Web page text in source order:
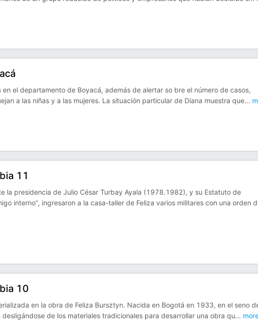
el departamento de Boyacá, además de alertar so bre el número de casos,
a las niñas y a las mujeres. La situación particular de Diana muestra que...
11
la presidencia de Julio César Turbay Ayala (1978.1982), y su Estatuto de
interno”, ingresaron a la casa-taller de Feliza varios militares con una orden d
10
en la obra de Feliza Bursztyn. Nacida en Bogotá en 1933, en el seno
de los materiales tradicionales para desarrollar una obra qu...